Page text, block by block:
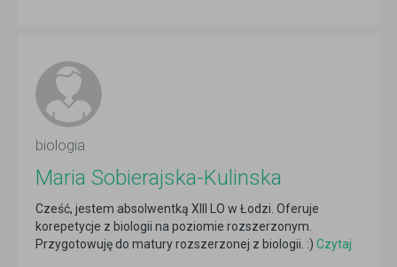
biologia
Maria Sobierajska-Kulinska
Cześć, jestem absolwentką XIII LO w Łodzi. Oferuje
korepetycje z biologii na poziomie rozszerzonym.
Przygotowuję do matury rozszerzonej z biologii. :) Czytaj